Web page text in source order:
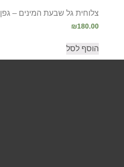
צלוחית גל שבעת המינים – גפן
₪180.00
הוסף לסל